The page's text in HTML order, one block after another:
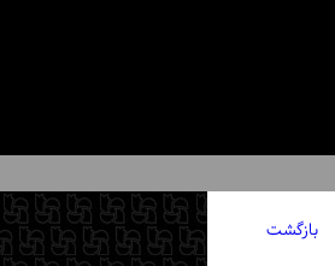
بازگشت